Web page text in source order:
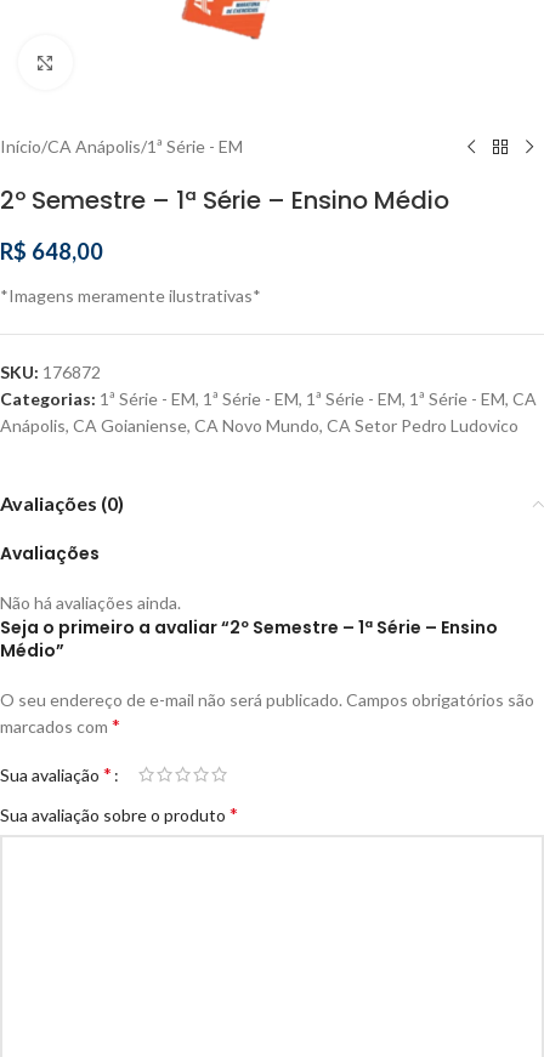
Início/CA Anápolis/1ª Série - EM
2º Semestre – 1ª Série – Ensino Médio
R$ 648,00
*Imagens meramente ilustrativas*
SKU: 176872
Categorias: 1ª Série - EM, 1ª Série - EM, 1ª Série - EM, 1ª Série - EM, CA
Anápolis, CA Goianiense, CA Novo Mundo, CA Setor Pedro Ludovico
Avaliações (0)
Avaliações
Não há avaliações ainda.
Seja o primeiro a avaliar “2º Semestre – 1ª Série – Ensino
Médio”
O seu endereço de e-mail não será publicado. Campos obrigatórios são
marcados com *
Sua avaliação *
Sua avaliação sobre o produto *